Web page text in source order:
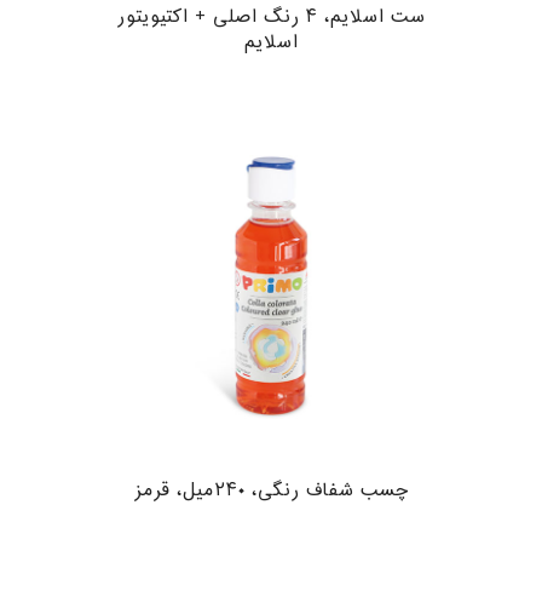
ست اسلایم، ۴ رنگ اصلی + اکتیویتور
اسلایم
چسب شفاف رنگی، ۲۴۰میل، قرمز